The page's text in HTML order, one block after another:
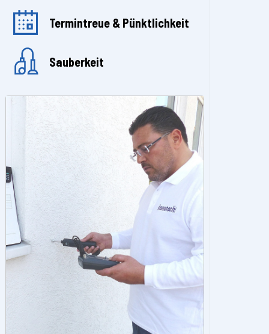
Termintreue & Pünktlichkeit
Sauberkeit